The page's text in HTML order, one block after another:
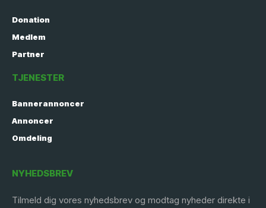
Donation
Medlem
Partner
TJENESTER
Bannerannoncer
Annoncer
Omdeling
NYHEDSBREV
Tilmeld dig vores nyhedsbrev og modtag nyheder direkte i